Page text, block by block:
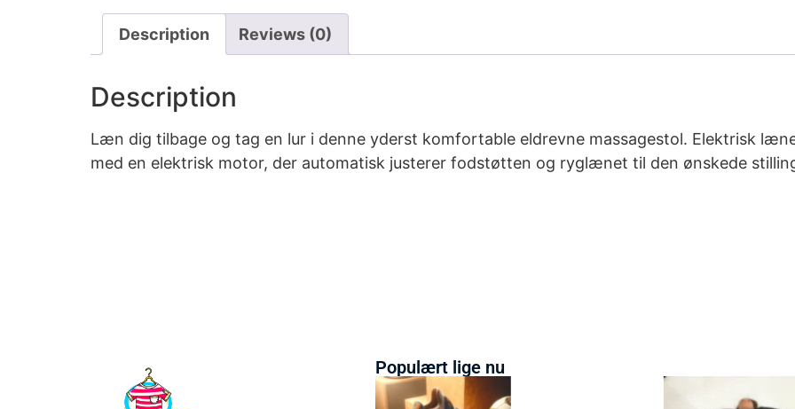
Description Reviews (0)
Description
Læn dig tilbage og tag en lur i denne yderst komfortable eldrevne massagestol. Elektrisk
med en elektrisk motor, der automatisk justerer fodstøtten og ryglænet til den ønskede
Populært lige nu